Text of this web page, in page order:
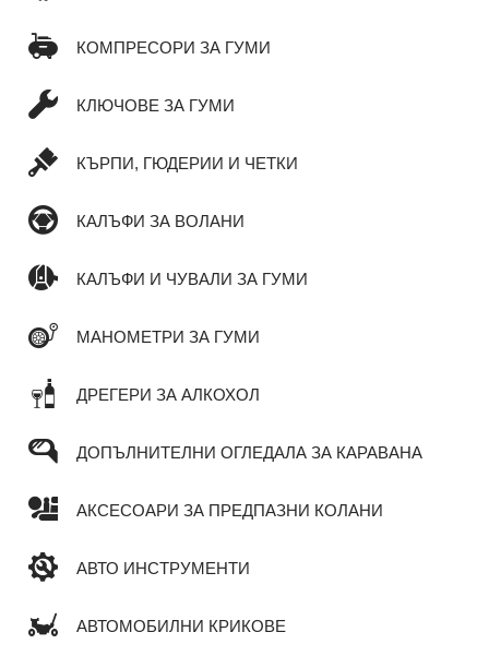
КОМПРЕСОРИ ЗА ГУМИ
КЛЮЧОВЕ ЗА ГУМИ
КЪРПИ, ГЮДЕРИИ И ЧЕТКИ
КАЛЪФИ ЗА ВОЛАНИ
КАЛЪФИ И ЧУВАЛИ ЗА ГУМИ
МАНОМЕТРИ ЗА ГУМИ
ДРЕГЕРИ ЗА АЛКОХОЛ
ДОПЪЛНИТЕЛНИ ОГЛЕДАЛА ЗА КАРАВАНА
АКСЕСОАРИ ЗА ПРЕДПАЗНИ КОЛАНИ
АВТО ИНСТРУМЕНТИ
АВТОМОБИЛНИ КРИКОВЕ